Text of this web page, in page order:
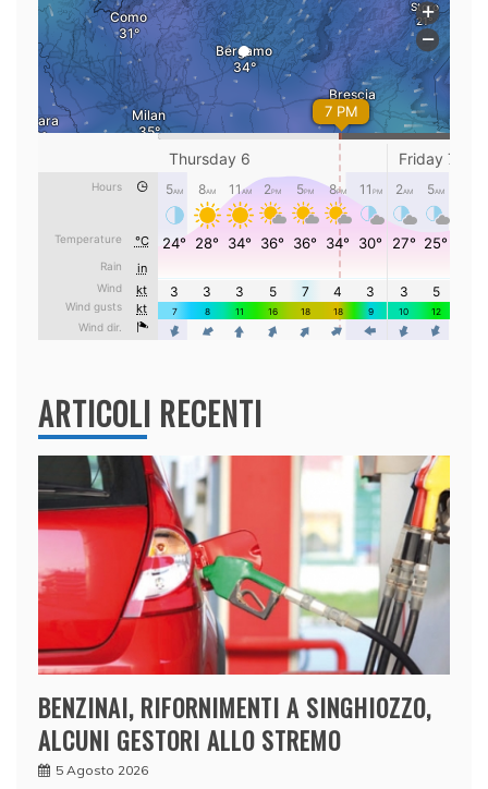
ARTICOLI RECENTI
BENZINAI, RIFORNIMENTI A SINGHIOZZO,
ALCUNI GESTORI ALLO STREMO
5 Agosto 2026